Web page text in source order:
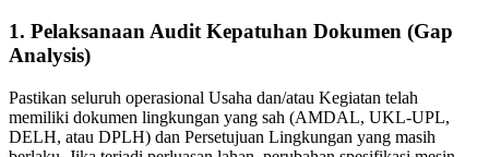
1. Pelaksanaan Audit Kepatuhan Dokumen (Gap
Analysis)
Pastikan seluruh operasional Usaha dan/atau Kegiatan telah
memiliki dokumen lingkungan yang sah (AMDAL, UKL-UPL,
DELH, atau DPLH) dan Persetujuan Lingkungan yang masih